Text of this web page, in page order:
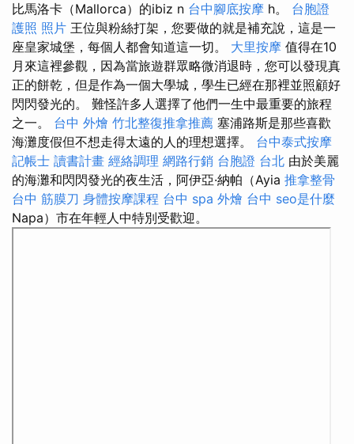
比馬洛卡（Mallorca）的ibiz n 台中腳底按摩 h。 台胞證
護照 照片 王位與粉絲打架，您要做的就是補充說，這是一
座皇家城堡，每個人都會知道這一切。 大里按摩 值得在10
月來這裡參觀，因為當旅遊群眾略微消退時，您可以發現真
正的餅乾，但是作為一個大學城，學生已經在那裡並照顧好
閃閃發光的。 難怪許多人選擇了他們一生中最重要的旅程
之一。 台中 外燴 竹北整復推拿推薦 塞浦路斯是那些喜歡
海灘度假但不想走得太遠的人的理想選擇。 台中泰式按摩
記帳士 讀書計畫 經絡調理 網路行銷 台胞證 台北 由於美麗
的海灘和閃閃發光的夜生活，阿伊亞·納帕（Ayia 推拿整骨
台中 筋膜刀 身體按摩課程 台中 spa 外燴 台中 seo是什麼
Napa）市在年輕人中特別受歡迎。